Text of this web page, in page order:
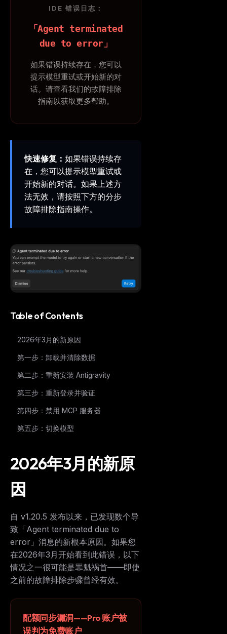
IDE 错误日志：
「Agent terminated
due to error」
如果错误持续存在，您可以
提示模型重试或开始新的对
话。请查看我们的故障排除
指南以获取更多帮助。
快速修复： 如果错误持续存
在，您可以提示模型重试或
开始新的对话。如果上述方
法无效，请按照下方的分步
故障排除指南操作。
Table of Contents
2026年3月的新原因
第一步：卸载并清除数据
第二步：重新安装 Antigravity
第三步：重新登录并验证
第四步：禁用 MCP 服务器
第五步：切换模型
2026年3月的新原
因
自 v1.20.5 发布以来，已发现数个导
致「Agent terminated due to
error」消息的新根本原因。如果您
在2026年3月开始看到此错误，以下
情况之一很可能是罪魁祸首——即使
之前的故障排除步骤曾经有效。
配额同步漏洞——Pro 账户被
误判为免费账户